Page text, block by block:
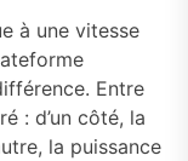
à une vitesse
Entre
: d’un côté, la
la puissance